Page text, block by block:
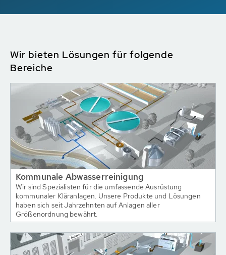
Wir bieten Lösungen für folgende
Bereiche
Kommunale Abwasserreinigung
Wir sind Spezialisten für die umfassende Ausrüstung
kommunaler Kläranlagen. Unsere Produkte und Lösungen
haben sich seit Jahrzehnten auf Anlagen aller
Größenordnung bewährt.